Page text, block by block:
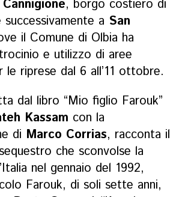
Cannigione, borgo costiero di
a San
il Comune di Olbia ha
e utilizzo di aree
le riprese dal 6 all’11 ottobre.
dal libro “Mio figlio Farouk”
Kassam con la
di Marco Corrias, racconta il
che sconvolse la
nel gennaio del 1992,
Farouk, di soli sette anni,